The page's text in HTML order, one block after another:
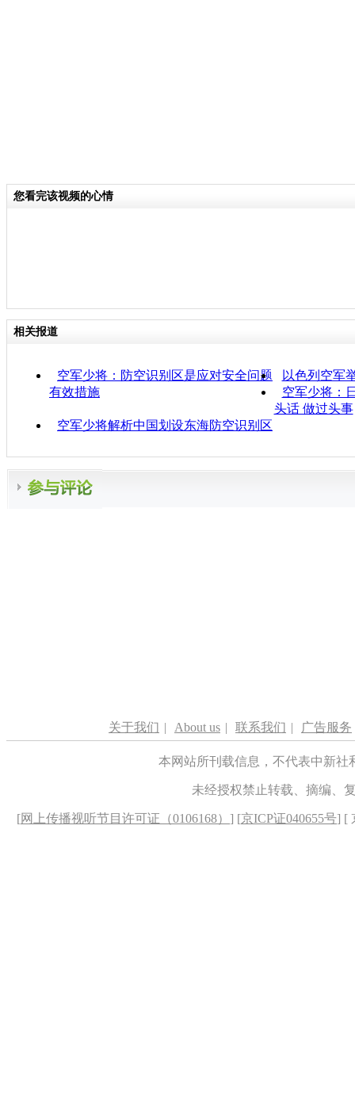
您看完该视频的心情
相关报道
空军少将：防空识别区是应对安全问题
有效措施
以色列空军
空军少将：
头话 做过头事
空军少将解析中国划设东海防空识别区
关于我们 | About us | 联系我们 | 广告服务
本网站所刊载信息，不代表中新
未经授权禁止转载、摘编、
[网上传播视听节目许可证（0106168） ] [京ICP证040655号] [